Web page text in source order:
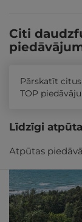
Atpūtas
Citi
Pārskatīt
TOP
Līdzīgi